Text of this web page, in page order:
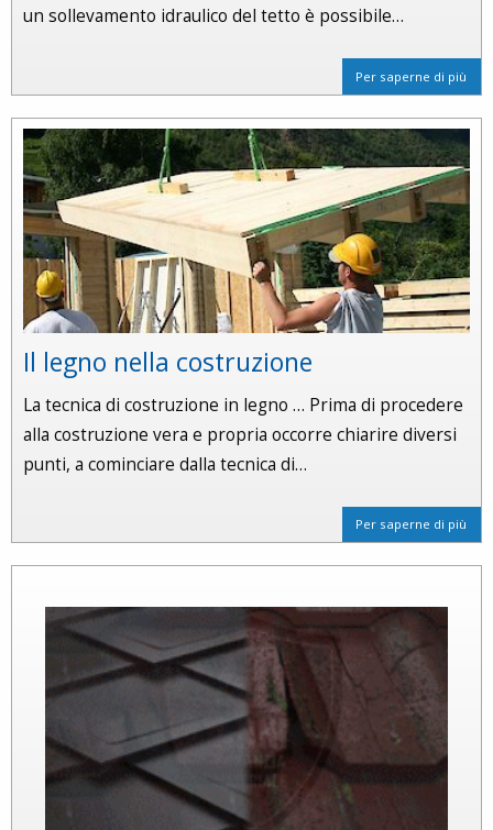
un sollevamento idraulico del tetto è possibile…
Per saperne di più
Il legno nella costruzione
La tecnica di costruzione in legno … Prima di procedere
alla costruzione vera e propria occorre chiarire diversi
punti, a cominciare dalla tecnica di…
Per saperne di più